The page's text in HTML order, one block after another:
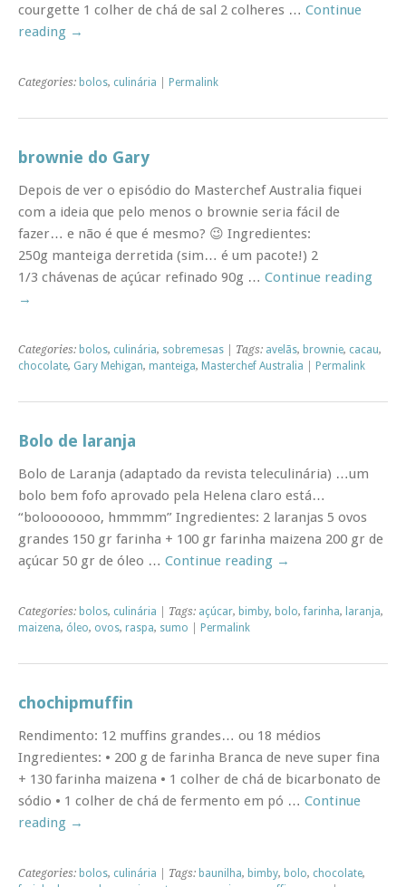
courgette 1 colher de chá de sal 2 colheres … Continue
reading →
Categories: bolos, culinária Permalink
brownie do Gary
Depois de ver o episódio do Masterchef Australia fiquei
com a ideia que pelo menos o brownie seria fácil de
fazer… e não é que é mesmo? 😉 Ingredientes:
250g manteiga derretida (sim… é um pacote!) 2
1/3 chávenas de açúcar refinado 90g … Continue reading
→
Categories: bolos, culinária, sobremesas | Tags: avelãs, brownie, cacau,
chocolate, Gary Mehigan, manteiga, Masterchef Australia Permalink
Bolo de laranja
Bolo de Laranja (adaptado da revista teleculinária) …um
bolo bem fofo aprovado pela Helena claro está…
“bolooooooo, hmmmm” Ingredientes: 2 laranjas 5 ovos
grandes 150 gr farinha + 100 gr farinha maizena 200 gr de
açúcar 50 gr de óleo … Continue reading →
Categories: bolos, culinária | Tags: açúcar, bimby, bolo,farinha, laranja,
maizena, óleo, ovos, raspa, sumo Permalink
chochipmuffin
Rendimento: 12 muffins grandes… ou 18 médios
Ingredientes: • 200 g de farinha Branca de neve super fina
+ 130 farinha maizena • 1 colher de chá de bicarbonato de
sódio • 1 colher de chá de fermento em pó … Continue
reading →
Categories: bolos, culinária | Tags: baunilha, bimby, bolo, chocolate,